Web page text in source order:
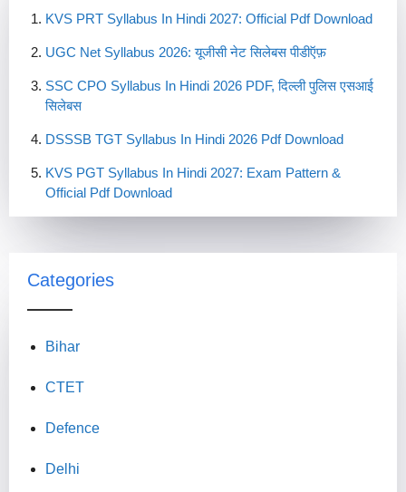
KVS PRT Syllabus In Hindi 2027: Official Pdf Download
UGC Net Syllabus 2026: यूजीसी नेट सिलेबस पीडीऍफ़
SSC CPO Syllabus In Hindi 2026 PDF, दिल्ली पुलिस एसआई
सिलेबस
DSSSB TGT Syllabus In Hindi 2026 Pdf Download
KVS PGT Syllabus In Hindi 2027: Exam Pattern &
Official Pdf Download
Categories
Bihar
CTET
Defence
Delhi